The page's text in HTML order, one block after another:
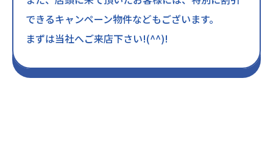
できるキャンペーン物件などもございます。
まずは当社へご来店下さい!(^^)!